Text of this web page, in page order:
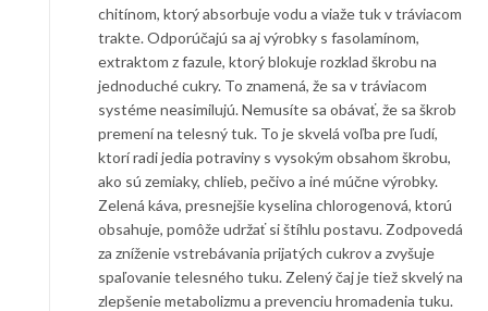
chitínom, ktorý absorbuje vodu a viaže tuk v tráviacom
trakte. Odporúčajú sa aj výrobky s fasolamínom,
extraktom z fazule, ktorý blokuje rozklad škrobu na
jednoduché cukry. To znamená, že sa v tráviacom
systéme neasimilujú. Nemusíte sa obávať, že sa škrob
premení na telesný tuk. To je skvelá voľba pre ľudí,
ktorí radi jedia potraviny s vysokým obsahom škrobu,
ako sú zemiaky, chlieb, pečivo a iné múčne výrobky.
Zelená káva, presnejšie kyselina chlorogenová, ktorú
obsahuje, pomôže udržať si štíhlu postavu. Zodpovedá
za zníženie vstrebávania prijatých cukrov a zvyšuje
spaľovanie telesného tuku. Zelený čaj je tiež skvelý na
zlepšenie metabolizmu a prevenciu hromadenia tuku.